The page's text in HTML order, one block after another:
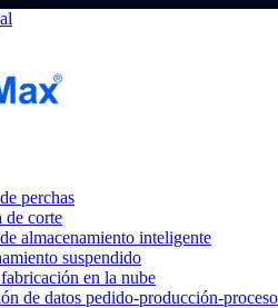
perchas
de corte
almacenamiento inteligente
suspendido
en la nube
de datos pedido-producción-proceso